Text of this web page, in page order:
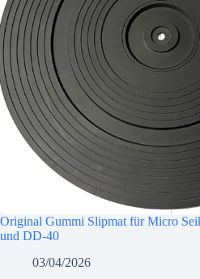
Original Gummi Slipmat für Micro
und DD-40
03/04/2026